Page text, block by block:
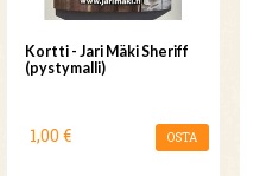
Kortti - Jari Mäki Sheriff
(pystymalli)
1,00 € OSTA